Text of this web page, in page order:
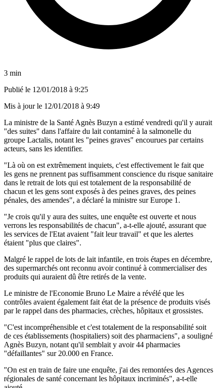
3 min
Publié le 12/01/2018 à 9:25
Mis à jour le 12/01/2018 à 9:49
La ministre de la Santé Agnès Buzyn a estimé vendredi qu'il y aurait
"des suites" dans l'affaire du lait contaminé à la salmonelle du
groupe Lactalis, notant les "peines graves" encourues par certains
acteurs, sans les identifier.
"Là où on est extrêmement inquiets, c'est effectivement le fait que
les gens ne prennent pas suffisamment conscience du risque sanitaire
dans le retrait de lots qui est totalement de la responsabilité de
chacun et les gens sont exposés à des peines graves, des peines
pénales, des amendes", a déclaré la ministre sur Europe 1.
"Je crois qu'il y aura des suites, une enquête est ouverte et nous
verrons les responsabilités de chacun", a-t-elle ajouté, assurant que
les services de l'Etat avaient "fait leur travail" et que les alertes
étaient "plus que claires".
Malgré le rappel de lots de lait infantile, en trois étapes en décembre,
des supermarchés ont reconnu avoir continué à commercialiser des
produits qui auraient dû être retirés de la vente.
Le ministre de l'Economie Bruno Le Maire a révélé que les
contrôles avaient également fait état de la présence de produits visés
par le rappel dans des pharmacies, crèches, hôpitaux et grossistes.
"C'est incompréhensible et c'est totalement de la responsabilité soit
de ces établissements (hospitaliers) soit des pharmaciens", a souligné
Agnès Buzyn, notant qu'il semblait y avoir 44 pharmacies
"défaillantes" sur 20.000 en France.
"On est en train de faire une enquête, j'ai des remontées des Agences
régionales de santé concernant les hôpitaux incriminés", a-t-elle